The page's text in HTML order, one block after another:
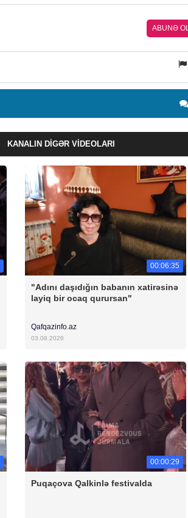
ABUNƏ OL
KANALIN DIGƏR VIDEOLARI
00:06:35
"Adını daşıdığın babanın xatirəsinə
layiq bir ocaq qurursan"
Qafqazinfo.az
03.08.2026
00:00:29
Puqaçova Qalkinlə festivalda